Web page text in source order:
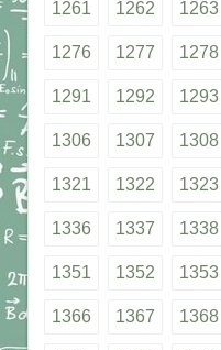
1261 1262 1263
1276 1277 1278
1291 1292 1293
1306 1307 1308
1321 1322 1323
1336 1337 1338
1351 1352 1353
1366 1367 1368